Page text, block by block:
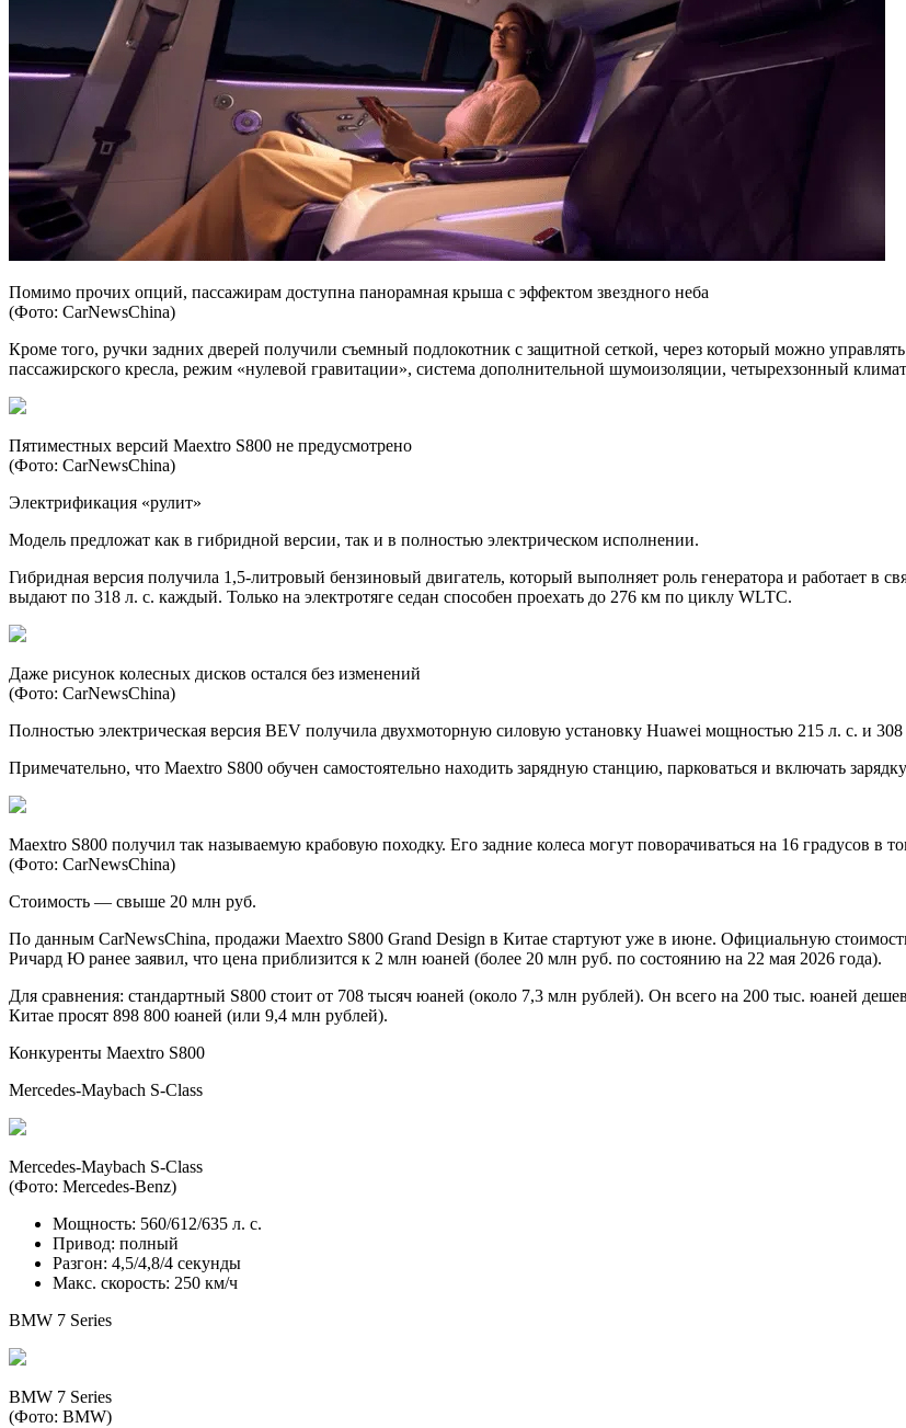
Помимо прочих опций, пассажирам доступна панорамная крыша с эффектом звездного неба
(Фото: CarNewsChina)
Кроме того, ручки задних дверей получили съемный подлокотник с защитной сеткой, через который можно
пассажирского кресла, режим «нулевой гравитации», система дополнительной шумоизоляции, четырехзонный
Пятиместных версий Maextro S800 не предусмотрено
(Фото: CarNewsChina)
Электрификация «рулит»
Модель предложат как в гибридной версии, так и в полностью электрическом исполнении.
Гибридная версия получила 1,5-литровый бензиновый двигатель, который выполняет роль генератора и работает в
выдают по 318 л. с. каждый. Только на электротяге седан способен проехать до 276 км по циклу WLTC.
Даже рисунок колесных дисков остался без изменений
(Фото: CarNewsChina)
Полностью электрическая версия BEV получила двухмоторную силовую установку Huawei мощностью 215 л. с. и
Примечательно, что Maextro S800 обучен самостоятельно находить зарядную станцию, парковаться и включать
Maextro S800 получил так называемую крабовую походку. Его задние колеса могут поворачиваться на 16 градусов в
(Фото: CarNewsChina)
Стоимость — свыше 20 млн руб.
По данным CarNewsChina, продажи Maextro S800 Grand Design в Китае стартуют уже в июне. Официальную
Ричард Ю ранее заявил, что цена приблизится к 2 млн юаней (более 20 млн руб. по состоянию на 22 мая 2026 года).
Для сравнения: стандартный S800 стоит от 708 тысяч юаней (около 7,3 млн рублей). Он всего на 200 тыс. юаней
Китае просят 898 800 юаней (или 9,4 млн рублей).
Конкуренты Maextro S800
Mercedes-Maybach S-Class
Mercedes-Maybach S-Class
(Фото: Mercedes-Benz)
Мощность: 560/612/635 л. с.
Привод: полный
Разгон: 4,5/4,8/4 секунды
Макс. скорость: 250 км/ч
BMW 7 Series
BMW 7 Series
(Фото: BMW)